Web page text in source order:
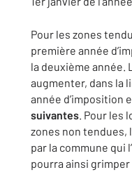
Pour les zones
première année
la deuxième année.
augmenter, dans la
année d’imposition
suivantes. Pour les
zones non tendues,
par la commune qui
pourra ainsi grimper